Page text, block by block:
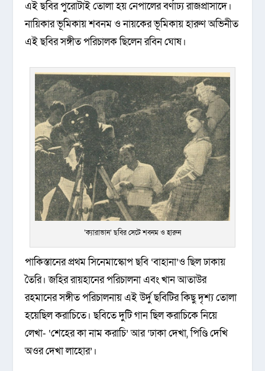
এই ছবির পুরোটাই তোলা হয় নেপালের বর্ণাঢ্য রাজপ্রাসাদে।
নায়িকার ভূমিকায় শবনম ও নায়কের ভূমিকায় হারুণ অভিনীত
এই ছবির সঙ্গীত পরিচালক ছিলেন রবিন ঘোষ।
‘ক্যারাভান’ ছবির সেটে শবনম ও হারুন
পাকিস্তানের প্রথম সিনেমাস্কোপ ছবি ‘বাহানা’ও ছিল ঢাকায়
তৈরি। জহির রায়হানের পরিচালনা এবং খান আতাউর
রহমানের সঙ্গীত পরিচালনায় এই উর্দু ছবিটির কিছু দৃশ্য তোলা
হয়েছিল করাচিতে। ছবিতে দুটি গান ছিল করাচিকে নিয়ে
লেখা- ‘শেহের কা নাম করাচি’ আর ‘ঢাকা দেখা, পিণ্ডি দেখি
অওর দেখা লাহোর’।